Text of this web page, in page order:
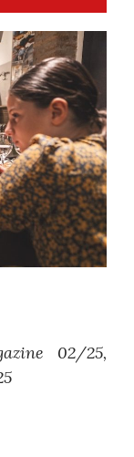
02/25,